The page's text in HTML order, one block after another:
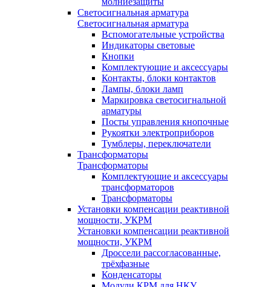
Светосигнальная арматура
Светосигнальная арматура
Вспомогательные устройства
Индикаторы световые
Кнопки
Комплектующие и аксессуары
Контакты, блоки контактов
Лампы, блоки ламп
Маркировка светосигнальной
арматуры
Посты управления кнопочные
Рукоятки электроприборов
Тумблеры, переключатели
Трансформаторы
Трансформаторы
Комплектующие и аксессуары
трансформаторов
Трансформаторы
Установки компенсации реактивной
мощности, УКРМ
Установки компенсации реактивной
мощности, УКРМ
Дроссели рассогласованные,
трёхфазные
Конденсаторы